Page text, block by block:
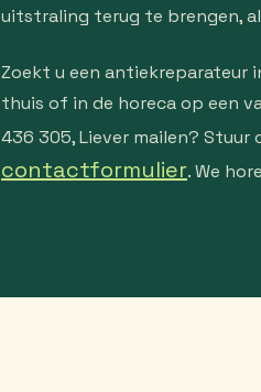
uitstraling terug te brengen,
Zoekt u een antiekreparateur
thuis of in de horeca op een
436 305, Liever mailen? Stuur
contactformulier. We